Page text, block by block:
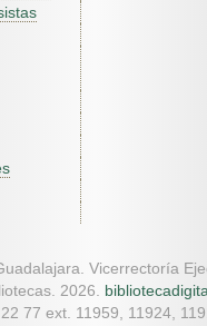
Vicerrectoría
2026.
77 ext. 11959, 11924,